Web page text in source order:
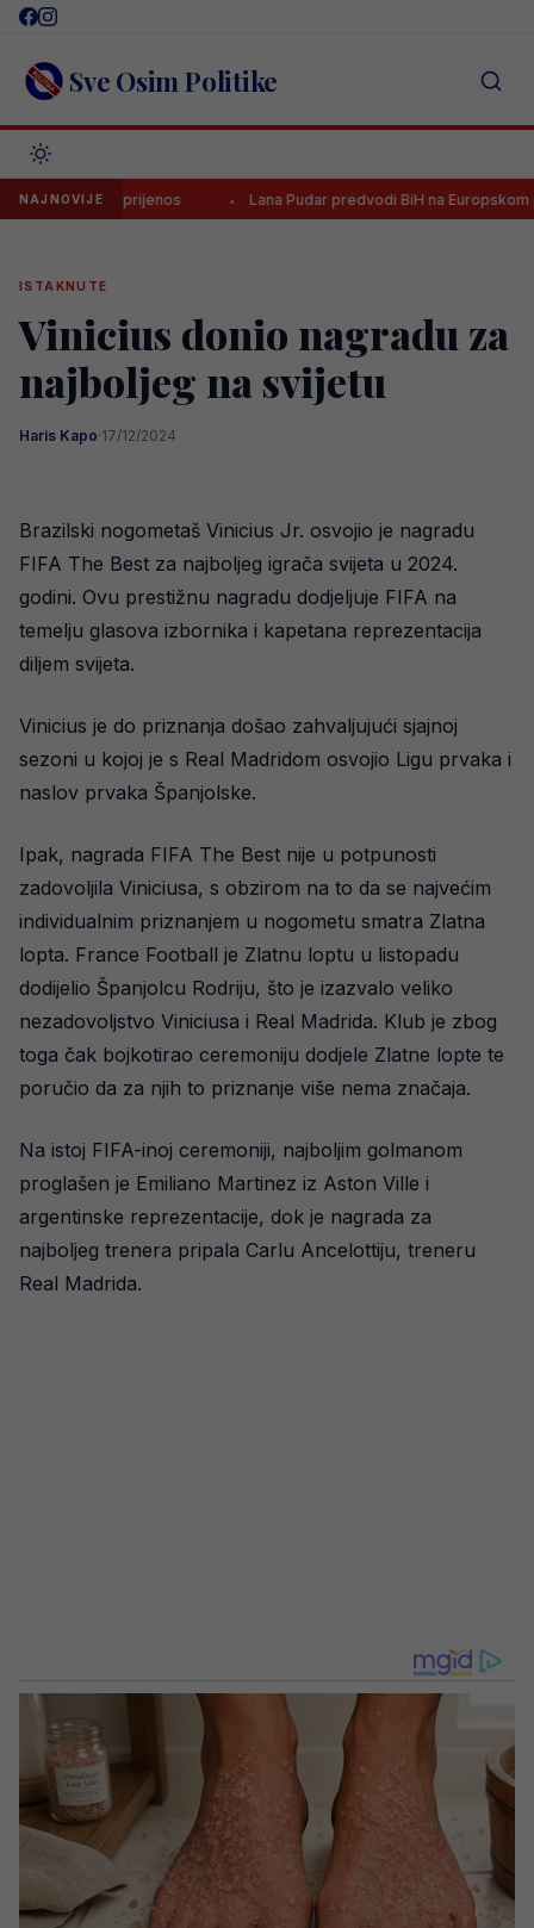
Skip
content Sve Osim Politike
NAJNOVIJE
TV prijenos Lana Pudar predvodi BiH na Europskom
ISTAKNUTE
Vinicius donio nagradu za
najboljeg na svijetu
Haris Kapo·17/12/2024
Brazilski nogometaš Vinicius Jr. osvojio je nagradu
FIFA The Best za najboljeg igrača svijeta u 2024.
godini. Ovu prestižnu nagradu dodjeljuje FIFA na
temelju glasova izbornika i kapetana reprezentacija
diljem svijeta.
Vinicius je do priznanja došao zahvaljujući sjajnoj
sezoni u kojoj je s Real Madridom osvojio Ligu prvaka i
naslov prvaka Španjolske.
Ipak, nagrada FIFA The Best nije u potpunosti
zadovoljila Viniciusa, s obzirom na to da se najvećim
individualnim priznanjem u nogometu smatra Zlatna
lopta. France Football je Zlatnu loptu u listopadu
dodijelio Španjolcu Rodriju, što je izazvalo veliko
nezadovoljstvo Viniciusa i Real Madrida. Klub je zbog
toga čak bojkotirao ceremoniju dodjele Zlatne lopte te
poručio da za njih to priznanje više nema značaja.
Na istoj FIFA-inoj ceremoniji, najboljim golmanom
proglašen je Emiliano Martinez iz Aston Ville i
argentinske reprezentacije, dok je nagrada za
najboljeg trenera pripala Carlu Ancelottiju, treneru
Real Madrida.